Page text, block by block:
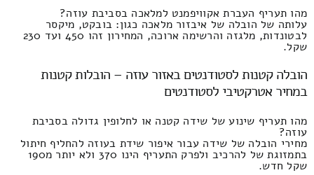
מהו תעריף העברת אקוויפמנט למלאכה בסביבת עוזה?
עלותה של הובלה של איבזור מלאכה כגון: בובקט, מיקסר
לבטונדות, מלגזה והרשימה ארוכה, המחירון זהו 450 ועד 230
שקל.
הובלה קטנות לסטודנטים באזור עוזה – הובלות קטנות
במחיר אטרקטיבי לסטודנטים
מהו תעריף שינוע של שידה קטנה או לחלופין גדולה בסביבת
עוזה?
מחירי הובלה של שידה עבור איפור שידת בעוזה להחליף חיתול
בתמזוגת של להרכיב ולפרק התעריף הינו 370 ולא יותר מ190
שקל חדש.